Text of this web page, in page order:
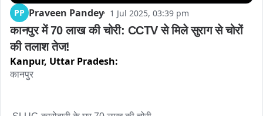
PP Praveen Pandey 1 Jul 2025, 03:39 pm
कानपुर में 70 लाख की चोरी: CCTV से मिले सुराग से चोरों
की तलाश तेज!
Kanpur, Uttar Pradesh:
कानपुर